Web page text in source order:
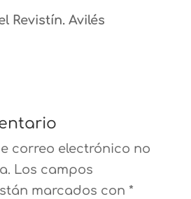
Revistín. Avilés
correo electrónico no
Los campos
marcados con *